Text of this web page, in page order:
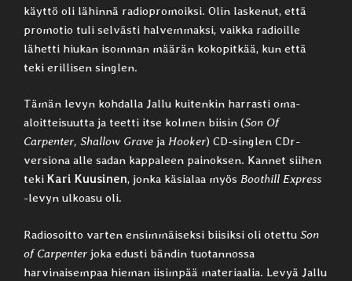
käyttö oli lähinnä radiopromoiksi. Olin laskenut, että
promotio tuli selvästi halvemmaksi, vaikka radioille
lähetti hiukan isomman määrän kokopitkää, kun että
teki erillisen singlen.
Tämän levyn kohdalla Jallu kuitenkin harrasti oma-
aloitteisuutta ja teetti itse kolmen biisin (Son Of
Carpenter, Shallow Grave ja Hooker) CD-singlen CDr-
versiona alle sadan kappaleen painoksen. Kannet siihen
teki Kari Kuusinen, jonka käsialaa myös Boothill Express
-levyn ulkoasu oli.
Radiosoitto varten ensimmäiseksi biisiksi oli otettu Son
of Carpenter joka edusti bändin tuotannossa
harvinaisempaa hieman iisimpää materiaalia. Levyä Jallu